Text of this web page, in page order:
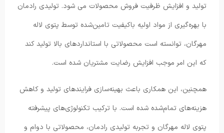
تولید و افزایش ظرفیت فروش محصولات می شود. تولیدی رادمان
با بهره‌گیری از مواد اولیه باکیفیت تامین‌شده توسط پتوی لاله
مهرگان، توانسته است محصولاتی با استانداردهای بالا تولید کند
که این امر موجب افزایش رضایت مشتریان شده است.
همچنین، این همکاری باعث بهینه‌سازی فرایندهای تولید و کاهش
هزینه‌های تمام‌شده شده است. با ترکیب تکنولوژی‌های پیشرفته
پتوی لاله مهرگان و تجربه تولیدی رادمان، محصولاتی با دوام و